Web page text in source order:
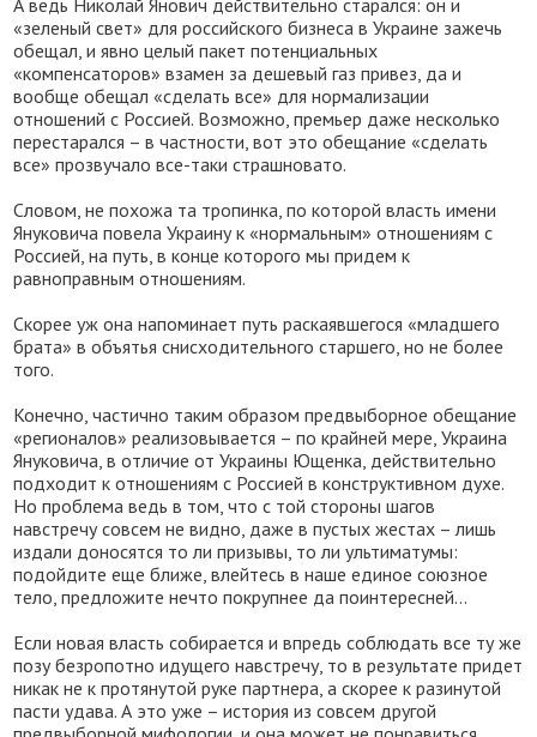
А ведь Николай Янович действительно старался: он и
«зеленый свет» для российского бизнеса в Украине зажечь
обещал, и явно целый пакет потенциальных
«компенсаторов» взамен за дешевый газ привез, да и
вообще обещал «сделать все» для нормализации
отношений с Россией. Возможно, премьер даже несколько
перестарался – в частности, вот это обещание «сделать
все» прозвучало все-таки страшновато.
Словом, не похожа та тропинка, по которой власть имени
Януковича повела Украину к «нормальным» отношениям с
Россией, на путь, в конце которого мы придем к
равноправным отношениям.
Скорее уж она напоминает путь раскаявшегося «младшего
брата» в объятья снисходительного старшего, но не более
того.
Конечно, частично таким образом предвыборное обещание
«регионалов» реализовывается – по крайней мере, Украина
Януковича, в отличие от Украины Ющенка, действительно
подходит к отношениям с Россией в конструктивном духе.
Но проблема ведь в том, что с той стороны шагов
навстречу совсем не видно, даже в пустых жестах – лишь
издали доносятся то ли призывы, то ли ультиматумы:
подойдите еще ближе, влейтесь в наше единое союзное
тело, предложите нечто покрупнее да поинтересней…
Если новая власть собирается и впредь соблюдать все ту же
позу безропотно идущего навстречу, то в результате придет
никак не к протянутой руке партнера, а скорее к разинутой
пасти удава. А это уже – история из совсем другой